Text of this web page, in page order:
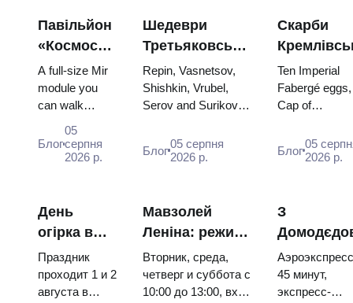
Павільйон
«Космос»
на ВДНГ:
всередині
найбільшої
космічної
виставки
A full-size Mir
module you
can walk
Energia–Buran
model,
capsules and
120 pieces of
flight...
Блог
05
серпня
2026 р.
Шедеври
Третьяковської
галереї:
картини,
заради яких
планувати
подорож
Repin, Vasnetsov,
Shishkin, Vrubel,
Serov and Surikov
stop people, where
they hang, and why
Блог 05 серпня
2026 р.
Скарби
зброї:
Фаберже,
трони та
вбрання
Ten Imperial
Fabergé
Cap of
double throne
two boy tsars
Catherine...
Блог05
2026 р.
День
огірка в
Суздалі
2026:
квитки,
Праздник
проходит 1 и 2
августа в
Мавзолей
Леніна: режим
роботи, вхід та
головна
плутанина з
Вторник, среда,
четверг и суббота с
10:00 до 13:00, вход
З
до центру
Москви:
45 минут,
экспресс-